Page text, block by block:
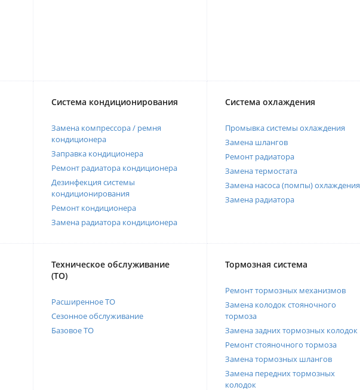
Система кондиционирования
Замена компрессора / ремня
кондиционера
Заправка кондиционера
Ремонт радиатора кондиционера
Дезинфекция системы
кондиционирования
Ремонт кондиционера
Замена радиатора кондиционера
Система охлаждения
Промывка системы охлаждения
Замена шлангов
Ремонт радиатора
Замена термостата
Замена насоса (помпы) охлаждения
Замена радиатора
Техническое обслуживание
(ТО)
Расширенное ТО
Сезонное обслуживание
Базовое ТО
Тормозная система
Ремонт тормозных механизмов
Замена колодок стояночного
тормоза
Замена задних тормозных колодок
Ремонт стояночного тормоза
Замена тормозных шлангов
Замена передних тормозных
колодок